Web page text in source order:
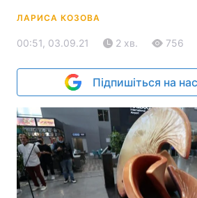
ЛАРИСА КОЗОВА
00:51, 03.09.21 2 хв. 756
Підпишіться на